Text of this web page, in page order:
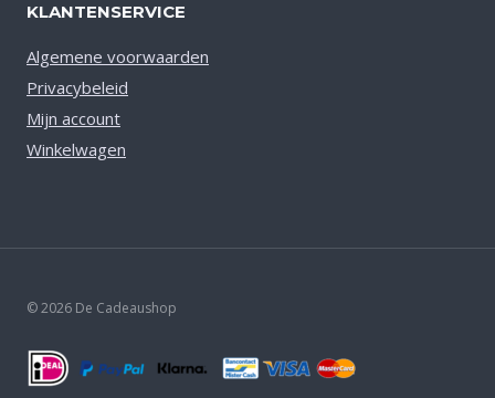
KLANTENSERVICE
Algemene voorwaarden
Privacybeleid
Mijn account
Winkelwagen
© 2026 De Cadeaushop